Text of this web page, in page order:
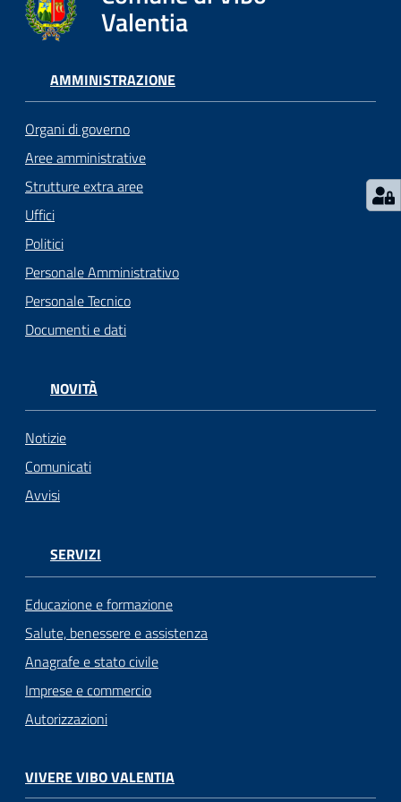
argomenti...
Seguici
su
Valentia
AMMINISTRAZIONE
Organi di governo
Aree amministrative
Strutture extra aree
Uffici
Politici
Personale Amministrativo
Personale Tecnico
Documenti e dati
NOVITÀ
Notizie
Comunicati
Avvisi
SERVIZI
Educazione e formazione
Salute, benessere e assistenza
Anagrafe e stato civile
Imprese e commercio
Autorizzazioni
VIVERE VIBO VALENTIA